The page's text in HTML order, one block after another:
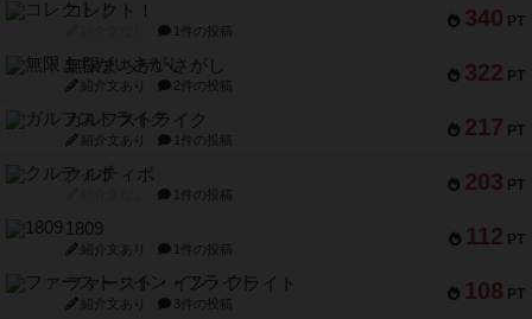
340 PT
コレクト！
1件の投稿
322 PT
無限まちがいさがし
紹介文あり 2件の投稿
217 PT
ガルフストライク
紹介文あり 1件の投稿
203 PT
クルティボ
1件の投稿
112 PT
1809
紹介文あり 1件の投稿
108 PT
ファースト・イン・フライト
紹介文あり 3件の投稿